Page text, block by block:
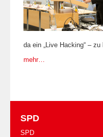
da ein „Live Hacking“ –
mehr…
SPD
SPD